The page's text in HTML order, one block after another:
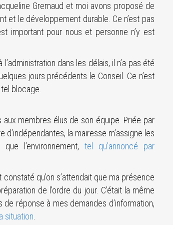
Gremaud et moi avons proposé de
et le développement durable. Ce n’est pas
important pour nous et personne n’y est
dans les délais, il n’a pas été
jours précédents le Conseil. Ce n’est
blocage.
membres élus de son équipe. Priée par
la mairesse m’assigne les
l’environnement, tel qu’annoncé par
qu’on s’attendait que ma présence
de l’ordre du jour. C’était la même
réponse à mes demandes d’information,
situation